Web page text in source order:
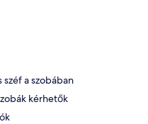
széf a szobában
kérhetők